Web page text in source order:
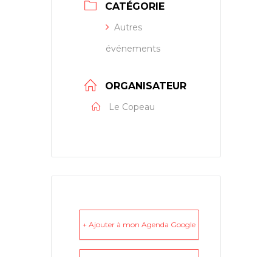
CATÉGORIE
Autres
événements
ORGANISATEUR
Le Copeau
+ Ajouter à mon Agenda Google